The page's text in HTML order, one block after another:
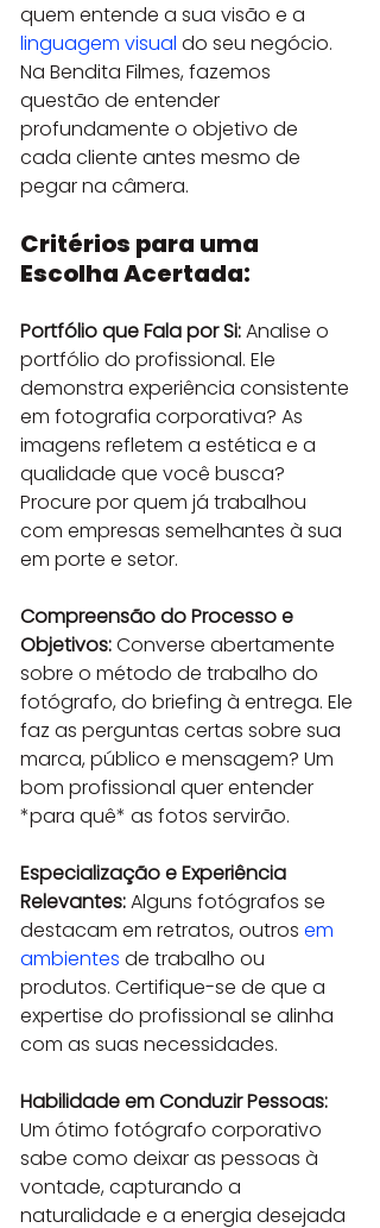
quem entende a sua visão e a
linguagem visual do seu negócio.
Na Bendita Filmes, fazemos
questão de entender
profundamente o objetivo de
cada cliente antes mesmo de
pegar na câmera.
Critérios para uma
Escolha Acertada:
Portfólio que Fala por Si: Analise o
portfólio do profissional. Ele
demonstra experiência consistente
em fotografia corporativa? As
imagens refletem a estética e a
qualidade que você busca?
Procure por quem já trabalhou
com empresas semelhantes à sua
em porte e setor.
Compreensão do Processo e
Objetivos: Converse abertamente
sobre o método de trabalho do
fotógrafo, do briefing à entrega. Ele
faz as perguntas certas sobre sua
marca, público e mensagem? Um
bom profissional quer entender
*para quê* as fotos servirão.
Especialização e Experiência
Relevantes: Alguns fotógrafos se
destacam em retratos, outros em
ambientes de trabalho ou
produtos. Certifique-se de que a
expertise do profissional se alinha
com as suas necessidades.
Habilidade em Conduzir Pessoas:
Um ótimo fotógrafo corporativo
sabe como deixar as pessoas à
vontade, capturando a
naturalidade e a energia desejada